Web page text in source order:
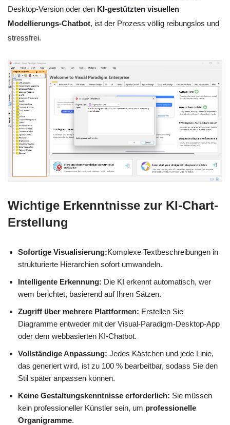
Desktop-Version oder den KI-gestützten visuellen
Modellierungs-Chatbot, ist der Prozess völlig reibungslos und
stressfrei.
Wichtige Erkenntnisse zur KI-Chart-
Erstellung
Sofortige Visualisierung:Komplexe Textbeschreibungen in
strukturierte Hierarchien sofort umwandeln.
Intelligente Erkennung: Die KI erkennt automatisch, wer
wem berichtet, basierend auf Ihren Sätzen.
Zugriff über mehrere Plattformen: Erstellen Sie
Diagramme entweder mit der Visual-Paradigm-Desktop-App
oder dem webbasierten KI-Chatbot.
Vollständige Anpassung: Jedes Kästchen und jede Linie,
das generiert wird, ist zu 100 % bearbeitbar, sodass Sie den
Stil später anpassen können.
Keine Gestaltungskenntnisse erforderlich: Sie müssen
kein professioneller Künstler sein, um professionelle
Organigramme.